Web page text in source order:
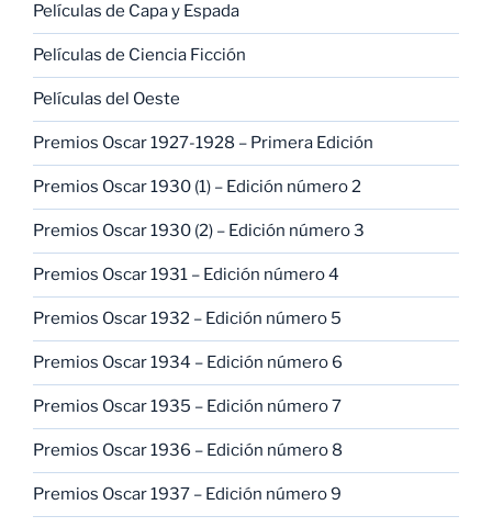
Películas de Capa y Espada
Películas de Ciencia Ficción
Películas del Oeste
Premios Oscar 1927-1928 – Primera Edición
Premios Oscar 1930 (1) – Edición número 2
Premios Oscar 1930 (2) – Edición número 3
Premios Oscar 1931 – Edición número 4
Premios Oscar 1932 – Edición número 5
Premios Oscar 1934 – Edición número 6
Premios Oscar 1935 – Edición número 7
Premios Oscar 1936 – Edición número 8
Premios Oscar 1937 – Edición número 9